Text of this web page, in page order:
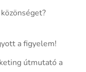
a figyelem!
útmutató a